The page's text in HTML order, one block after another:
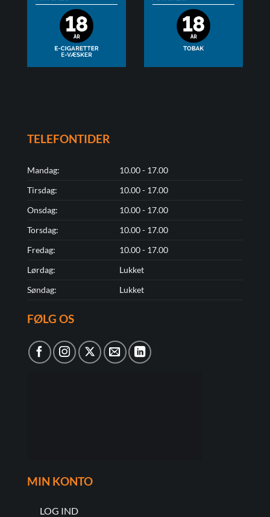
TELEFONTIDER
Mandag:
10.00 - 17.00
Tirsdag:
10.00 - 17.00
Onsdag:
10.00 - 17.00
Torsdag:
10.00 - 17.00
Fredag:
10.00 - 17.00
Lørdag:
Lukket
Søndag:
Lukket
FØLG OS
MIN KONTO
LOG IND